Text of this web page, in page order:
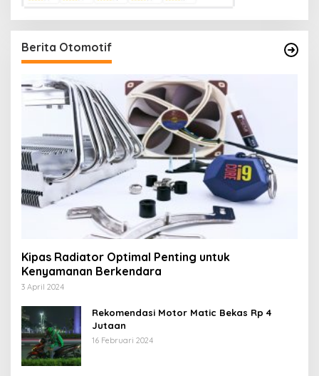
Berita Otomotif
Kipas Radiator Optimal Penting untuk
Kenyamanan Berkendara
3 April 2024
Rekomendasi Motor Matic Bekas Rp 4
Jutaan
16 Februari 2024